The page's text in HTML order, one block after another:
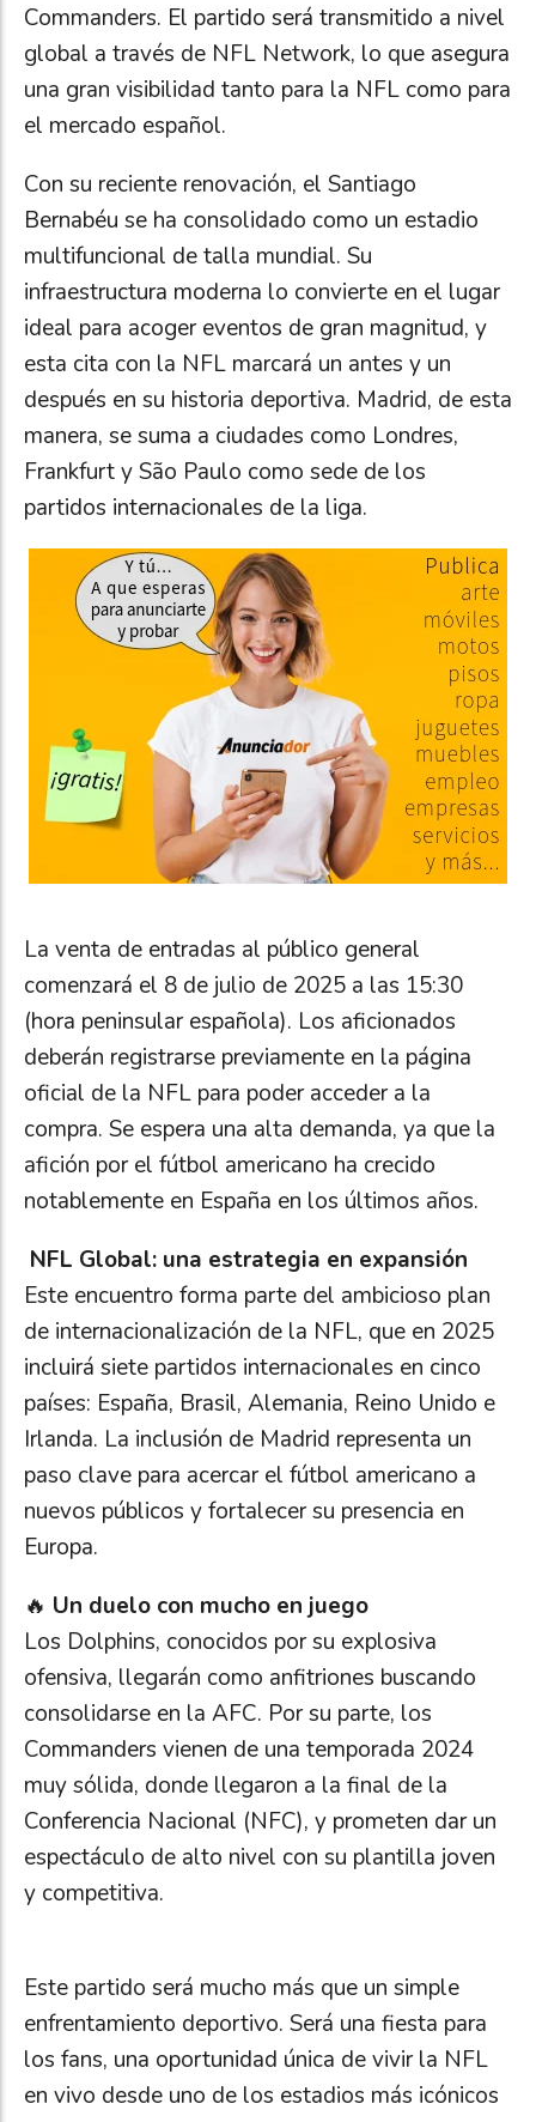
Commanders. El partido será transmitido a nivel
global a través de NFL Network, lo que asegura
una gran visibilidad tanto para la NFL como para
el mercado español.
Con su reciente renovación, el Santiago
Bernabéu se ha consolidado como un estadio
multifuncional de talla mundial. Su
infraestructura moderna lo convierte en el lugar
ideal para acoger eventos de gran magnitud, y
esta cita con la NFL marcará un antes y un
después en su historia deportiva. Madrid, de esta
manera, se suma a ciudades como Londres,
Frankfurt y São Paulo como sede de los
partidos internacionales de la liga.
La venta de entradas al público general
comenzará el 8 de julio de 2025 a las 15:30
(hora peninsular española). Los aficionados
deberán registrarse previamente en la página
oficial de la NFL para poder acceder a la
compra. Se espera una alta demanda, ya que la
afición por el fútbol americano ha crecido
notablemente en España en los últimos años.
NFL Global: una estrategia en expansión
Este encuentro forma parte del ambicioso plan
de internacionalización de la NFL, que en 2025
incluirá siete partidos internacionales en cinco
países: España, Brasil, Alemania, Reino Unido e
Irlanda. La inclusión de Madrid representa un
paso clave para acercar el fútbol americano a
nuevos públicos y fortalecer su presencia en
Europa.
🔥 Un duelo con mucho en juego
Los Dolphins, conocidos por su explosiva
ofensiva, llegarán como anfitriones buscando
consolidarse en la AFC. Por su parte, los
Commanders vienen de una temporada 2024
muy sólida, donde llegaron a la final de la
Conferencia Nacional (NFC), y prometen dar un
espectáculo de alto nivel con su plantilla joven
y competitiva.
Este partido será mucho más que un simple
enfrentamiento deportivo. Será una fiesta para
los fans, una oportunidad única de vivir la NFL
en vivo desde uno de los estadios más icónicos